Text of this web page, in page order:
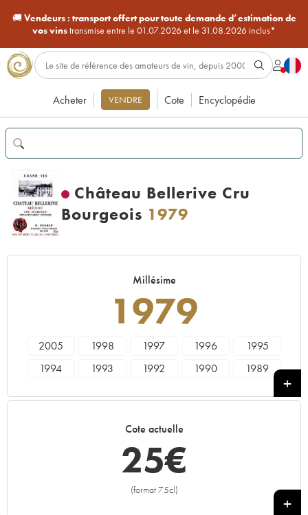
🚚Vendeurs : transport offert pour toute demande d’estimation de
vos vinstransmise entre le 01.07.2026 et le 31.08.2026 inclus*
Acheter VENDRE Cote Encyclopédie
Château Bellerive Cru
Bourgeois 1979
Millésime
1979
2005 1998 1997 1996
1995
1994
1993 1992 1990
1989
Cote actuelle
25€
(format 75cl)
+